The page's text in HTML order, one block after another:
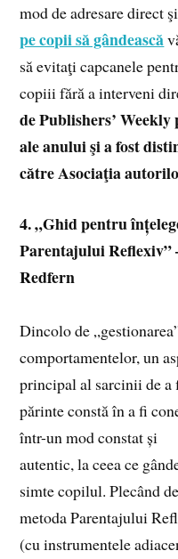
mod de adresare direct
pe copii să gândească
să evitaţi capcanele
copiii fără a interveni
de Publishers’
ale anului şi a fost
către Asociaţia
4. „Ghid pentru
Parentajului Reflexiv”
Redfern
Dincolo de
comportamentelor, un
principal al sarcinii de a
părinte constă în a fi
într-un mod constat și
autentic, la ceea ce
simte copilul. Plecând
metoda Parentajului
(cu instrumentele